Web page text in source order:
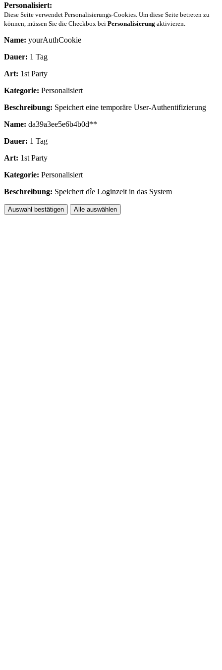
Personalisiert:
Diese Seite verwendet Personalisierungs-Cookies. Um diese Seite betreten zu
können, müssen Sie die Checkbox bei Personalisierung aktivieren.
Name: yourAuthCookie
Dauer: 1 Tag
Art: 1st Party
Kategorie: Personalisiert
Beschreibung: Speichert eine temporäre User-Authentifizierung
Name: da39a3ee5e6b4b0d**
Dauer: 1 Tag
Art: 1st Party
Kategorie: Personalisiert
Beschreibung: Speichert dîe Loginzeit in das System
Auswahl bestätigen Alle auswählen